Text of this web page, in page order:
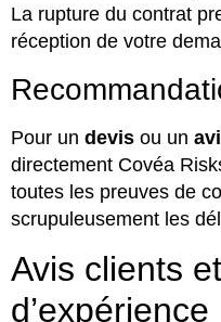
La rupture du contrat
réception de votre
Pour un devis ou un
directement Covéa
toutes les preuves de
scrupuleusement les
Avis clients
d’expérience